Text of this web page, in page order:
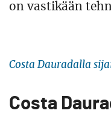
on vastikään
Costa Dauradalla
Costa